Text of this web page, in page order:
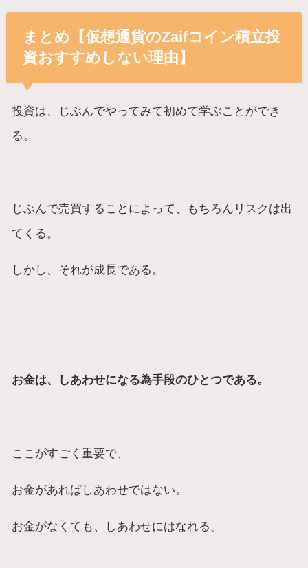
まとめ【仮想通貨のZaifコイン積立投
資おすすめしない理由】
投資は、じぶんでやってみて初めて学ぶことができ
る。
じぶんで売買することによって、もちろんリスクは出
てくる。
しかし、それが成長である。
お金は、しあわせになる為手段のひとつである。
ここがすごく重要で、
お金があればしあわせではない。
お金がなくても、しあわせにはなれる。